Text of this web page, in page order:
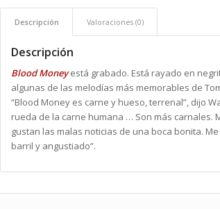
Descripción Valoraciones (0)
Descripción
Blood Moneyestá grabado. Está rayado en
algunas de las melodías más memorables de
“Blood Money es carne y hueso, terrenal”, dijo
rueda de la carne humana … Son más carnales.
gustan las malas noticias de una boca bonita.
barril y angustiado”.